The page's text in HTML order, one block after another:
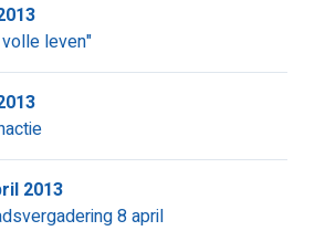
leven"
8 april
2013